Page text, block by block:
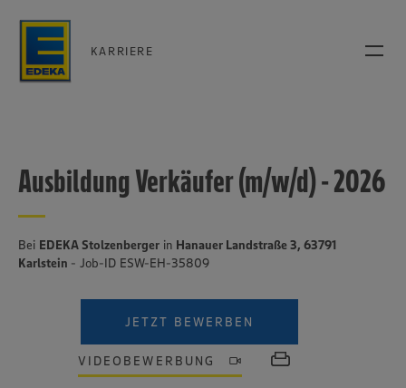
KARRIERE
Ausbildung Verkäufer (m/w/d) - 2026
Bei EDEKA Stolzenberger in Hanauer Landstraße 3, 63791
Karlstein - Job-ID ESW-EH-35809
JETZT BEWERBEN
VIDEOBEWERBUNG